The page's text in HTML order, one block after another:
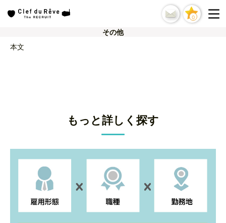
0
その他
本文
もっと詳しく探す